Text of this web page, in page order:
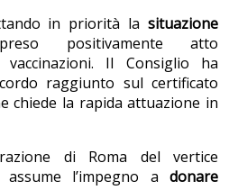
in priorità la situazione
positivamente atto
vaccinazioni. Il Consiglio ha
raggiunto sul certificato
chiede la rapida attuazione in
di Roma del vertice
l’impegno a donare